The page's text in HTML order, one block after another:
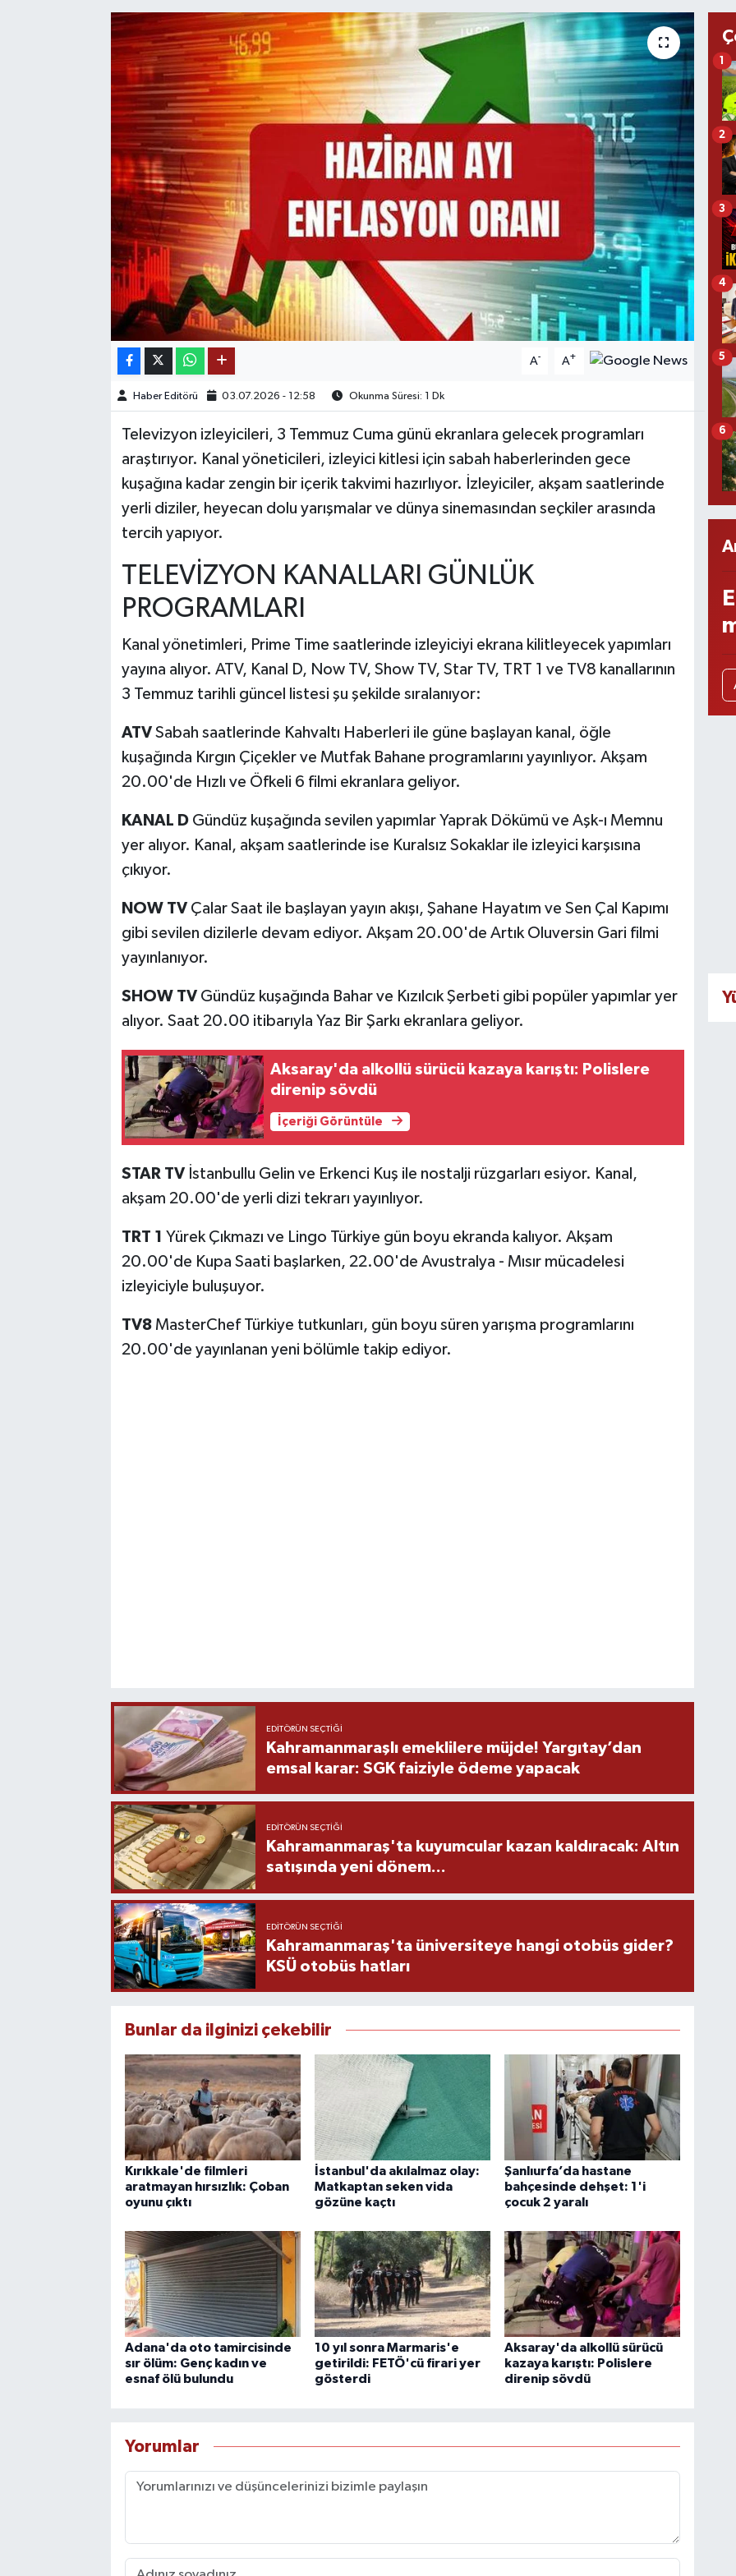
A- A+
Haber Editörü 03.07.2026 - 12:58 Okunma Süresi: 1 Dk
Televizyon izleyicileri, 3 Temmuz Cuma günü ekranlara gelecek programları
araştırıyor. Kanal yöneticileri, izleyici kitlesi için sabah haberlerinden gece
kuşağına kadar zengin bir içerik takvimi hazırlıyor. İzleyiciler, akşam saatlerinde
yerli diziler, heyecan dolu yarışmalar ve dünya sinemasından seçkiler arasında
tercih yapıyor.
TELEVİZYON KANALLARI GÜNLÜK
PROGRAMLARI
Kanal yönetimleri, Prime Time saatlerinde izleyiciyi ekrana kilitleyecek yapımları
yayına alıyor. ATV, Kanal D, Now TV, Show TV, Star TV, TRT 1 ve TV8 kanallarının
3 Temmuz tarihli güncel listesi şu şekilde sıralanıyor:
ATVSabah saatlerinde Kahvaltı Haberleri ile güne başlayan kanal, öğle
kuşağında Kırgın Çiçekler ve Mutfak Bahane programlarını yayınlıyor. Akşam
20.00'de Hızlı ve Öfkeli 6 filmi ekranlara geliyor.
KANAL DGündüz kuşağında sevilen yapımlar Yaprak Dökümü ve Aşk-ı Memnu
yer alıyor. Kanal, akşam saatlerinde ise Kuralsız Sokaklar ile izleyici karşısına
çıkıyor.
NOW TVÇalar Saat ile başlayan yayın akışı, Şahane Hayatım ve Sen Çal Kapımı
gibi sevilen dizilerle devam ediyor. Akşam 20.00'de Artık Oluversin Gari filmi
yayınlanıyor.
SHOW TVGündüz kuşağında Bahar ve Kızılcık Şerbeti gibi popüler yapımlar yer
alıyor. Saat 20.00 itibarıyla Yaz Bir Şarkı ekranlara geliyor.
Aksaray'da alkollü sürücü kazaya karıştı: Polislere
direnip sövdü
İçeriği Görüntüle
STAR TVİstanbullu Gelin ve Erkenci Kuş ile nostalji rüzgarları esiyor. Kanal,
akşam 20.00'de yerli dizi tekrarı yayınlıyor.
TRT 1 Yürek Çıkmazı ve Lingo Türkiye gün boyu ekranda kalıyor. Akşam
20.00'de Kupa Saati başlarken, 22.00'de Avustralya - Mısır mücadelesi
izleyiciyle buluşuyor.
TV8MasterChef Türkiye tutkunları, gün boyu süren yarışma programlarını
20.00'de yayınlanan yeni bölümle takip ediyor.
EDITÖRÜN SEÇTIĞI
Kahramanmaraşlı emeklilere müjde! Yargıtay’dan
emsal karar: SGK faiziyle ödeme yapacak
EDITÖRÜN SEÇTIĞI
Kahramanmaraş'ta kuyumcular kazan kaldıracak: Altın
satışında yeni dönem...
EDITÖRÜN SEÇTIĞI
Kahramanmaraş'ta üniversiteye hangi otobüs gider?
KSÜ otobüs hatları
Bunlar da ilginizi çekebilir
Kırıkkale'de filmleri
aratmayan hırsızlık: Çoban
oyunu çıktı
İstanbul'da akılalmaz olay:
Matkaptan seken vida
gözüne kaçtı
Şanlıurfa’da hastane
bahçesinde dehşet: 1'i
çocuk 2 yaralı
Adana'da oto tamircisinde
sır ölüm: Genç kadın ve
esnaf ölü bulundu
10 yıl sonra Marmaris'e
getirildi: FETÖ'cü firari yer
gösterdi
Aksaray'da alkollü sürücü
kazaya karıştı: Polislere
direnip sövdü
Yorumlar
1
2
3
4
5
6
KÜLTÜR SANAT